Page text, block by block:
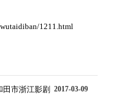
1211.html
2017-03-09
市浙江影剧